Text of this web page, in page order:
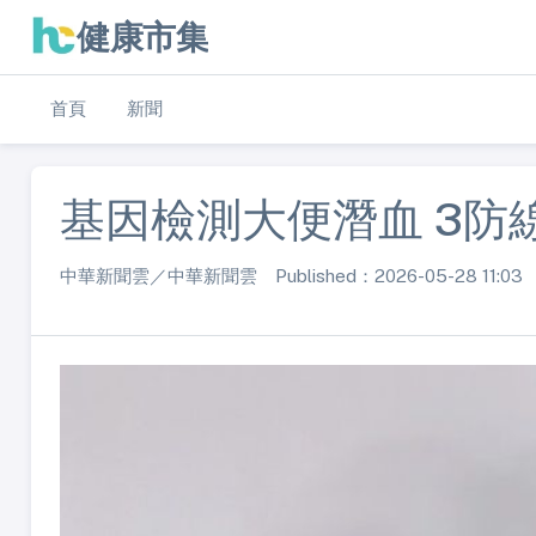
健康市集
首頁 新聞
基因檢測大便潛血 3防
中華新聞雲／中華新聞雲 Published：2026-05-28 11:03